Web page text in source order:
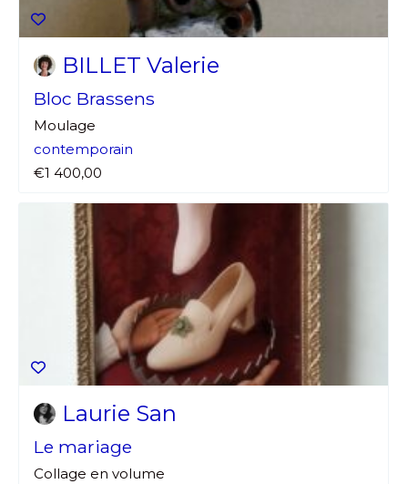
BILLET Valerie
Bloc Brassens
Moulage
contemporain
€1 400,00
Laurie San
Le mariage
Collage en volume